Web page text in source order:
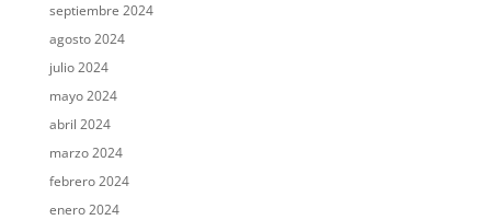
septiembre 2024
agosto 2024
julio 2024
mayo 2024
abril 2024
marzo 2024
febrero 2024
enero 2024